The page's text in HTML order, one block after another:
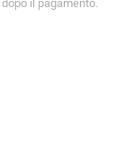
il pagamento.